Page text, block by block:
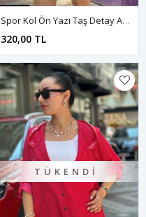
Spor Kol Ön Yazı Taş Detay Atlet-Beyaz
320,00 TL
TÜKENDI